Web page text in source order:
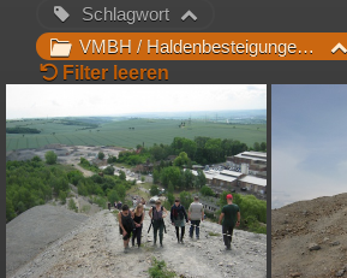
Schlagwort
VMBH / Haldenbesteigungen FOS / FOS 2016
Filter leeren